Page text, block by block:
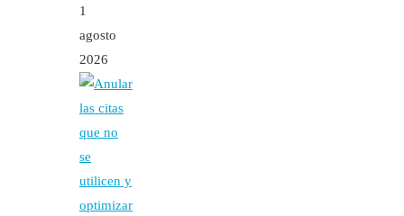
1
agosto
2026